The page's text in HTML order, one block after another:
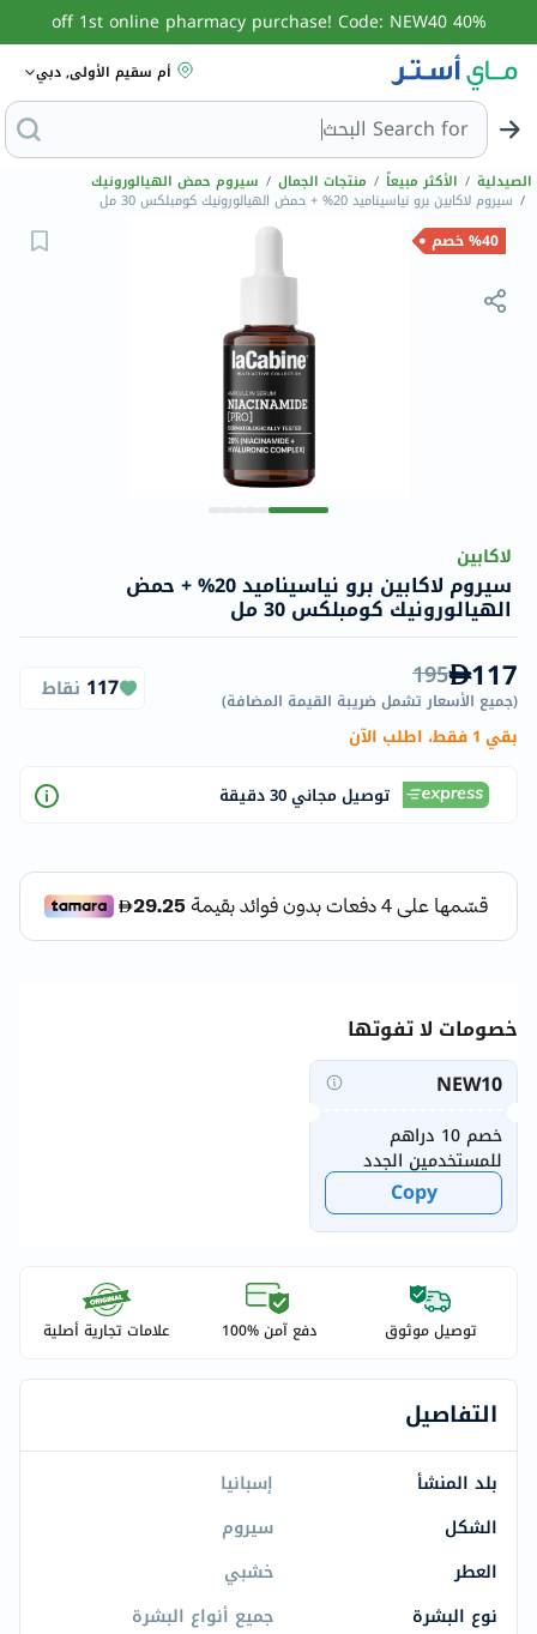
40% off 1st online pharmacy purchase! Code: NEW40
أم سقيم الأولى, دبي
Search for البحث عن مزي
الصيدلية / الأكثر مبيعاً / منتجات الجمال / سيروم حمض الهيالورونيك
/ سيروم لاكابين برو نياسيناميد 20% + حمض الهيالورونيك كومبلكس 30 مل
%40 خصم
لاكابين
سيروم لاكابين برو نياسيناميد 20% + حمض
الهيالورونيك كومبلكس 30 مل
117
195
(جميع الأسعار تشمل ضريبة القيمة المضافة)
117 نقاط
بقي 1 فقط، اطلب الآن
توصيل مجاني 30 دقيقة
خصومات لا تفوتها
NEW10
خصم 10 دراهم
للمستخدمين الجدد
Copy
توصيل موثوق دفع آمن %100 علامات تجارية أصلية
التفاصيل
بلد المنشأ
إسبانيا
الشكل
سيروم
العطر
خشبي
نوع البشرة
جميع أنواع البشرة